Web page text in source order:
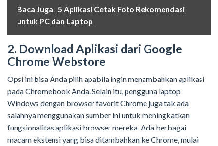
Baca Juga: 5 Aplikasi Cetak Foto Rekomendasi
untuk PC dan Laptop
2. Download Aplikasi dari Google
Chrome Webstore
Opsi ini bisa Anda pilih apabila ingin menambahkan aplikasi
pada Chromebook Anda. Selain itu, pengguna laptop
Windows dengan browser favorit Chrome juga tak ada
salahnya menggunakan sumber ini untuk meningkatkan
fungsionalitas aplikasi browser mereka. Ada berbagai
macam ekstensiyang bisaditambahkan ke Chrome , mulai